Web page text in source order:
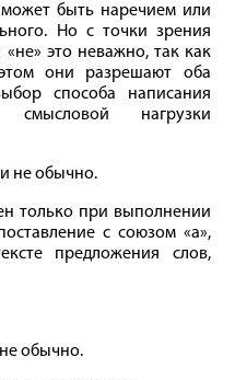
быть наречием или
Но с точки зрения
это неважно, так как
они разрешают оба
способа написания
нагрузки
не обычно.
только при выполнении
с союзом «а»,
предложения слов,
не обычно.